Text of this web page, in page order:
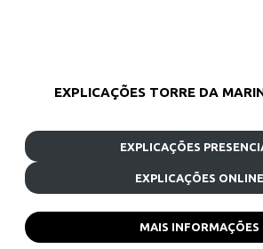
EXPLICAÇÕES TORRE DA
EXPLICAÇÕES
EXPLICAÇÕES ONLINE
MAIS INFORMAÇÕES